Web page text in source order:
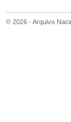
© 2026 - Arquivo